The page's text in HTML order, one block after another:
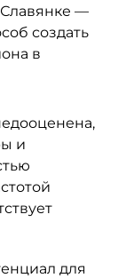
—
создать
в
и
для